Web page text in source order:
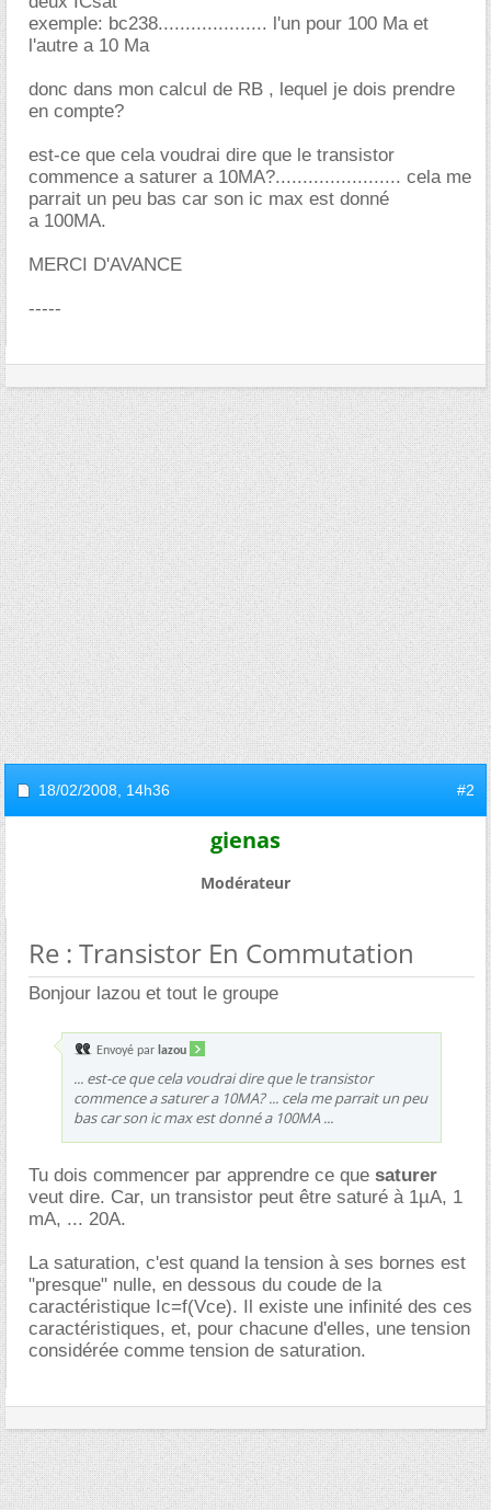
exemple: bc238.................... l'un pour 100 Ma et
l'autre a 10 Ma
donc dans mon calcul de RB , lequel je dois prendre
en compte?
est-ce que cela voudrai dire que le transistor
commence a saturer a 10MA?....................... cela me
parrait un peu bas car son ic max est donné
a 100MA.
MERCI D'AVANCE
-----
18/02/2008, 14h36 #2
gienas
Modérateur
Re : Transistor En Commutation
Bonjour lazou et tout le groupe
Envoyé par lazou
... est-ce que cela voudrai dire que le transistor
commence a saturer a 10MA? ... cela me parrait un peu
bas car son ic max est donné a 100MA ...
Tu dois commencer par apprendre ce que saturer
veut dire. Car, un transistor peut être saturé à 1µA, 1
mA, ... 20A.
La saturation, c'est quand la tension à ses bornes est
"presque" nulle, en dessous du coude de la
caractéristique Ic=f(Vce). Il existe une infinité des ces
caractéristiques, et, pour chacune d'elles, une tension
considérée comme tension de saturation.